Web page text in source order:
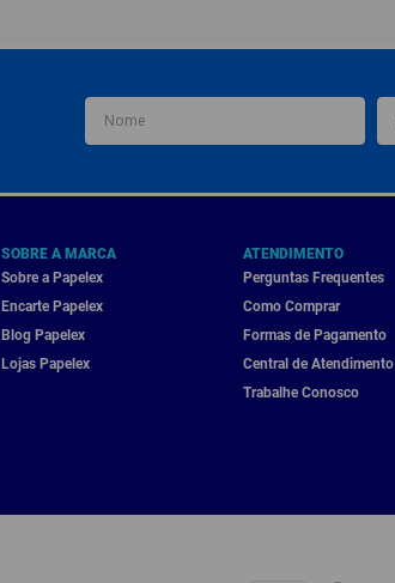
SOBRE A MARCA
Sobre a Papelex
Encarte Papelex
Blog Papelex
Lojas Papelex
ATENDIMENTO
Perguntas Frequentes
Como Comprar
Formas de Pagamento
Central de Atendimento
Trabalhe Conosco